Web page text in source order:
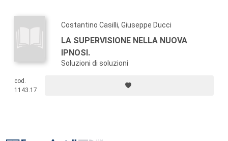
Costantino Casilli, Giuseppe Ducci
LA SUPERVISIONE NELLA NUOVA
IPNOSI.
Soluzioni di soluzioni
cod.
1143.17